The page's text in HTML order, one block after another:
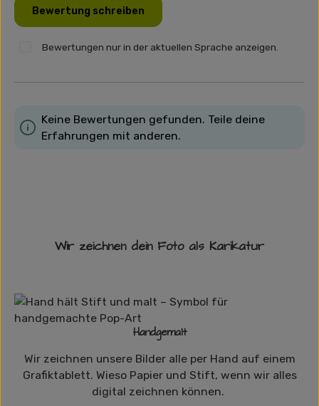
Bewertung schreiben
Bewertungen nur in der aktuellen Sprache anzeigen.
Keine Bewertungen gefunden. Teile deine
Erfahrungen mit anderen.
Wir zeichnen dein Foto als Karikatur
Handgemalt
Wir zeichnen unsere Bilder alle per Hand auf einem
Grafiktablett. Wieso Papier und Stift, wenn wir alles
digital zeichnen können.